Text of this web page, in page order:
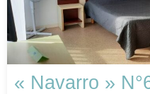
« Navarro »